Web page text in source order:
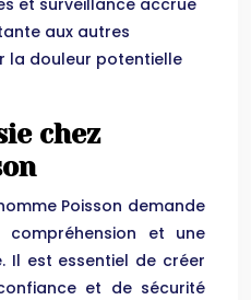
et surveillance accrue
aux autres
la douleur potentielle
chez
Poisson demande
et une
Il est essentiel de créer
et de sécurité